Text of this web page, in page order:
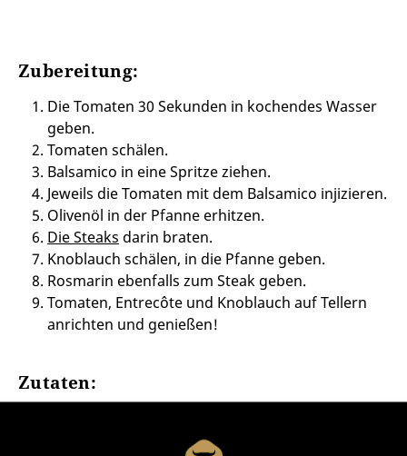
Zubereitung:
Die Tomaten 30 Sekunden in kochendes Wasser
geben.
Tomaten schälen.
Balsamico in eine Spritze ziehen.
Jeweils die Tomaten mit dem Balsamico injizieren.
Olivenöl in der Pfanne erhitzen.
Die Steaks darin braten.
Knoblauch schälen, in die Pfanne geben.
Rosmarin ebenfalls zum Steak geben.
Tomaten, Entrecôte und Knoblauch auf Tellern
anrichten und genießen!
Zutaten:
4 Dry-Aged Entrecôte a 200 Gramm